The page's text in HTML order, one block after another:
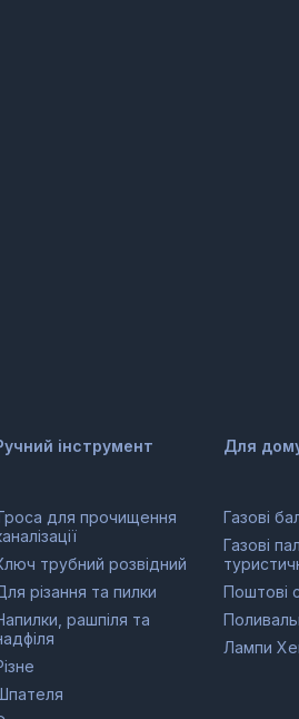
інструмент
для прочищення
трубний розвідний
різання та пилки
рашпіля та
Для
Газові
Газові
Поштові
Лампи